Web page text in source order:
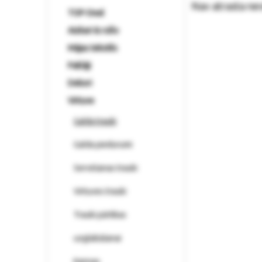
TOP-Deal
Aizkari & rullo
Mājas tekstils
Paklāji
Dekori
Virtuve
Galda trauki
Galda piedurumi
Servēšanas trauki
Virtuves trauki
Trauki pārtikas
uzglabāšanai
Nav atrasta